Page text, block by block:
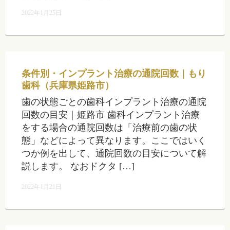
2022年1月25日
条件別・インプラント治療の通院回数｜もり
歯科（兵庫県姫路市）
歯の状態ごとの歯科インプラント治療の通院
回数の目安｜姫路市 歯科インプラント治療
をする場合の通院回数は「治療前の歯の状
態」などによって異なります。ここではいく
つか例を出して、通院回数の目安について解
説します。 なおドクタ […]
2022年1月21日